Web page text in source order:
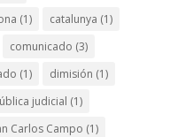
(1) catalunya (1)
comunicado (3)
(1) dimisión (1)
judicial (1)
Carlos Campo (1)